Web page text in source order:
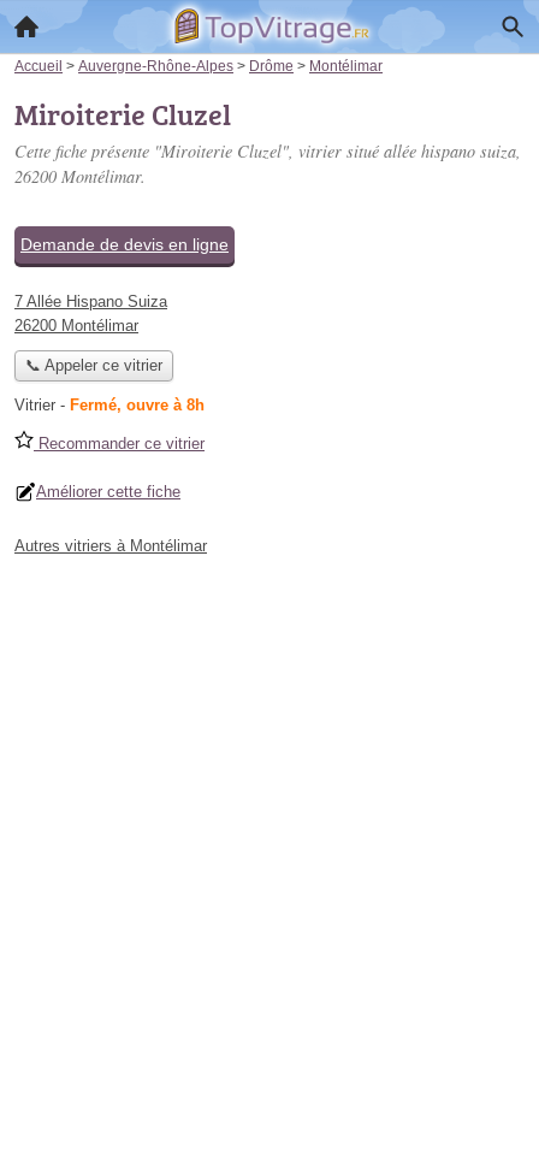
Accueil > Auvergne-Rhône-Alpes > Drôme > Montélimar
Miroiterie Cluzel
Cette fiche présente "Miroiterie Cluzel", vitrier situé allée hispano suiza,
26200 Montélimar.
Demande de devis en ligne
7 Allée Hispano Suiza
26200 Montélimar
📞 Appeler ce vitrier
Vitrier - Fermé, ouvre à 8h
Recommander ce vitrier
Améliorer cette fiche
Autres vitriers à Montélimar